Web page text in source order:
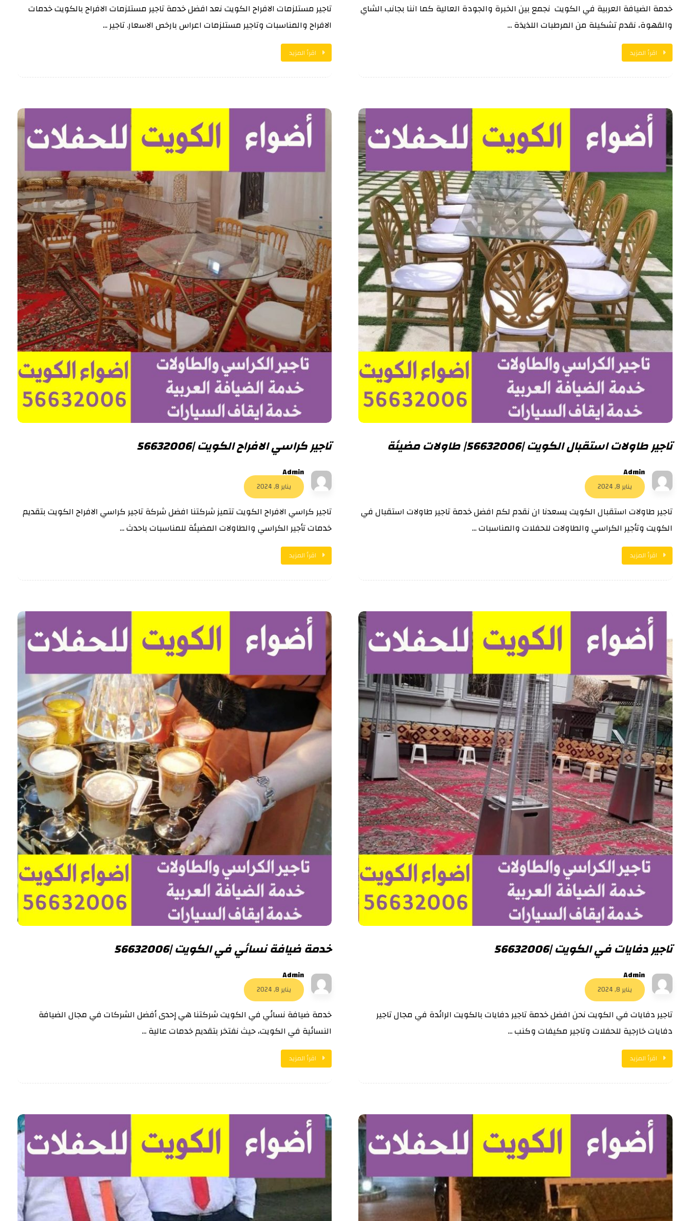
خدمة الضيافة العربية في الكويت نجمع بين الخبرة والجودة العالية كما اننا بجانب الشاي
والقهوة، نقدم تشكيلة من المرطبات اللذيذة ...
اقرأ المزيد
تاجير مستلزمات الافراح الكويت نعد افضل خدمة تاجير مستلزمات الافراح بالكويت خدمات
الافراح والمناسبات وتاجير مستلزمات اعراس بارخص الاسعار. تاجير ...
اقرأ المزيد
تاجير طاولات استقبال الكويت |56632006| طاولات مضيئة
Admin
يناير 8, 2024
تاجير طاولات استقبال الكويت يسعدنا ان نقدم لكم افضل خدمة تاجير طاولات استقبال في
الكويت وتأجير الكراسي والطاولات للحفلات والمناسبات ...
اقرأ المزيد
تاجير كراسي الافراح الكويت |56632006
Admin
يناير 8, 2024
تاجير كراسي الافراح الكويت تتميز شركتنا افضل شركة تاجير كراسي الافراح الكويت بتقديم
خدمات تأجير الكراسي والطاولات المضيئة للمناسبات باحدث ...
اقرأ المزيد
تاجير دفايات في الكويت |56632006
Admin
يناير 8, 2024
تاجير دفايات في الكويت نحن افضل خدمة تاجير دفايات بالكويت الرائدة في مجال تاجير
دفايات خارجية للحفلات وتاجير مكيفات وكنب ...
اقرأ المزيد
خدمة ضيافة نسائي في الكويت |56632006
Admin
يناير 8, 2024
خدمة ضيافة نسائي في الكويت شركتنا هي إحدى أفضل الشركات في مجال الضيافة
النسائية في الكويت، حيث نفتخر بتقديم خدمات عالية ...
اقرأ المزيد